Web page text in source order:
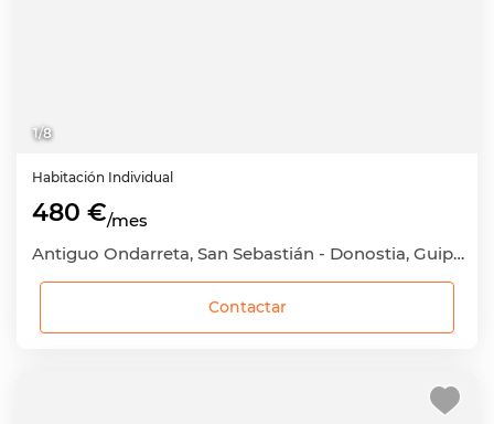
1/8
Habitación Individual
480 €/mes
Antiguo Ondarreta, San Sebastián - Donostia, Guipúzcoa - Gipuzkoa
Contactar